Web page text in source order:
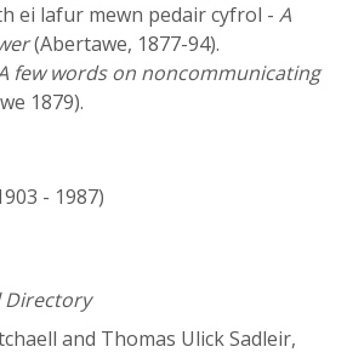
ei lafur mewn pedair cyfrol - A
(Abertawe, 1877-94).
few words on noncommunicating
1879).
- 1987)
Directory
and Thomas Ulick Sadleir,